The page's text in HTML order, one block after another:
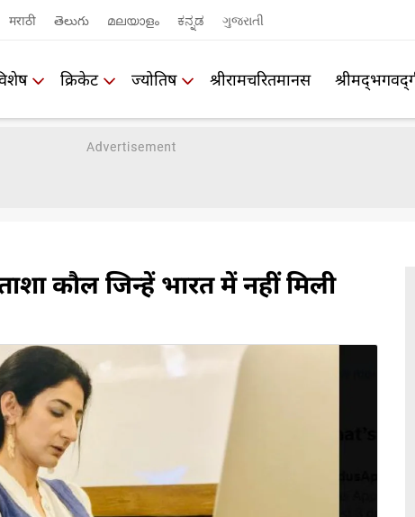
मराठी తెలుగు മലയാളം ಕನ್ನಡ ગુજરાતી
क्रिकेट ज्योतिष श्रीरामचरितमानस
कौल जिन्हें भारत में नहीं मिली